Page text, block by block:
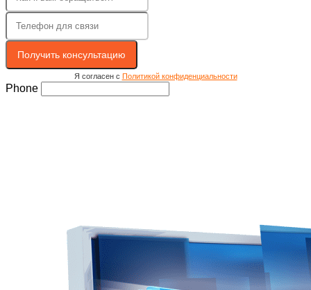
Получить консультацию
Я согласен с Политикой конфиденциальности
Phone